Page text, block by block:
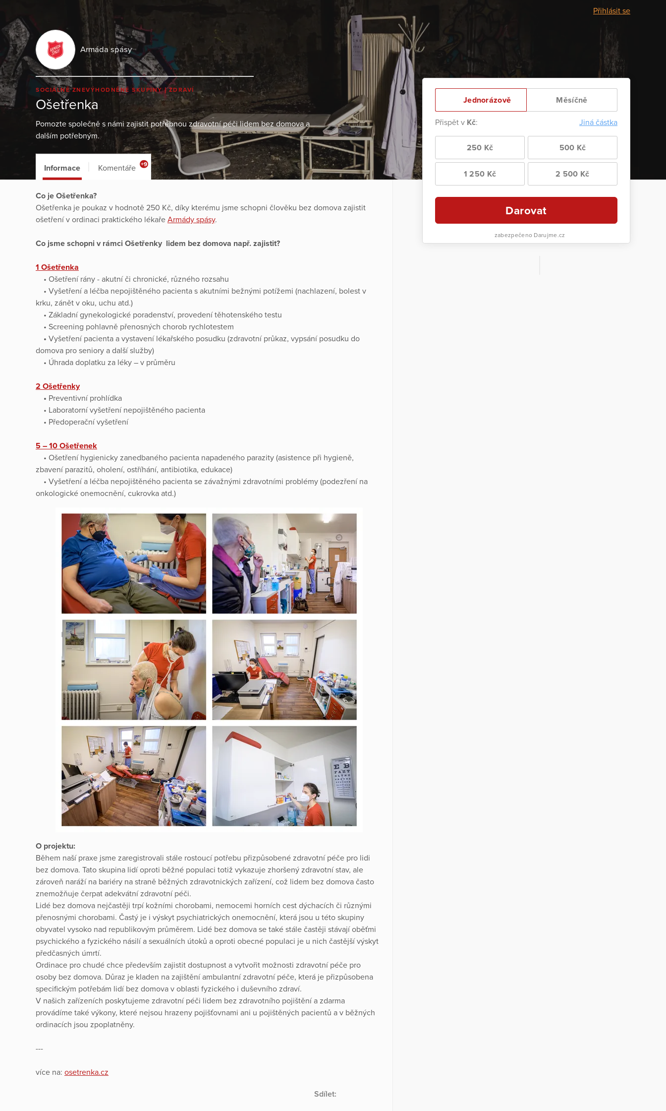
Přihlásit se
Armáda spásy
SOCIÁLNĚ ZNEVÝHODNĚNÉ SKUPINY ZDRAVÍ
Ošetřenka
Pomozte společně s námi zajistit potřebnou zdravotní péči lidem bez domova a
dalším potřebným.
Jednorázově Měsíčně
Přispět v Kč: Jiná částka
250 Kč 500 Kč
1 250 Kč 2 500 Kč
Darovat
zabezpečeno Darujme.cz
Informace Komentáře +9
Co je Ošetřenka?
Ošetřenka je poukaz v hodnotě 250 Kč, díky kterému jsme schopni člověku bez domova zajistit
ošetření v ordinaci praktického lékaře Armády spásy.
Co jsme schopni v rámci Ošetřenky lidem bez domova např. zajistit?
1 Ošetřenka
• Ošetření rány - akutní či chronické, různého rozsahu
• Vyšetření a léčba nepojištěného pacienta s akutními bežnými potížemi (nachlazení, bolest v
krku, zánět v oku, uchu atd.)
• Základní gynekologické poradenství, provedení těhotenského testu
• Screening pohlavně přenosných chorob rychlotestem
• Vyšetření pacienta a vystavení lékařského posudku (zdravotní průkaz, vypsání posudku do
domova pro seniory a další služby)
• Úhrada doplatku za léky – v průměru
2 Ošetřenky
• Preventivní prohlídka
• Laboratorní vyšetření nepojištěného pacienta
• Předoperační vyšetření
5 – 10 Ošetřenek
• Ošetření hygienicky zanedbaného pacienta napadeného parazity (asistence při hygieně,
zbavení parazitů, oholení, ostříhání, antibiotika, edukace)
• Vyšetření a léčba nepojištěného pacienta se závažnými zdravotními problémy (podezření na
onkologické onemocnění, cukrovka atd.)
O projektu:
Během naší praxe jsme zaregistrovali stále rostoucí potřebu přizpůsobené zdravotní péče pro lidi
bez domova. Tato skupina lidí oproti běžné populaci totiž vykazuje zhoršený zdravotní stav, ale
zároveň naráží na bariéry na straně běžných zdravotnických zařízení, což lidem bez domova často
znemožňuje čerpat adekvátní zdravotní péči.
Lidé bez domova nejčastěji trpí kožními chorobami, nemocemi horních cest dýchacích či různými
přenosnými chorobami. Častý je i výskyt psychiatrických onemocnění, která jsou u této skupiny
obyvatel vysoko nad republikovým průměrem. Lidé bez domova se také stále častěji stávají oběťmi
psychického a fyzického násilí a sexuálních útoků a oproti obecné populaci je u nich častější výskyt
předčasných úmrtí.
Ordinace pro chudé chce především zajistit dostupnost a vytvořit možnosti zdravotní péče pro
osoby bez domova. Důraz je kladen na zajištění ambulantní zdravotní péče, která je přizpůsobena
specifickým potřebám lidí bez domova v oblasti fyzického i duševního zdraví.
V našich zařízeních poskytujeme zdravotní péči lidem bez zdravotního pojištění a zdarma
provádíme také výkony, které nejsou hrazeny pojišťovnami ani u pojištěných pacientů a v běžných
ordinacích jsou zpoplatněny.
---
více na: osetrenka.cz
Sdílet: